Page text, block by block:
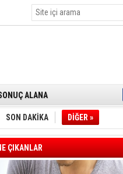
KARARTMA
VERİLDİ
VELİ AĞBABA
ÇERÇEVE YASA
BAŞLADI
SON DAKİKA DİĞER »
ÇIKANLAR